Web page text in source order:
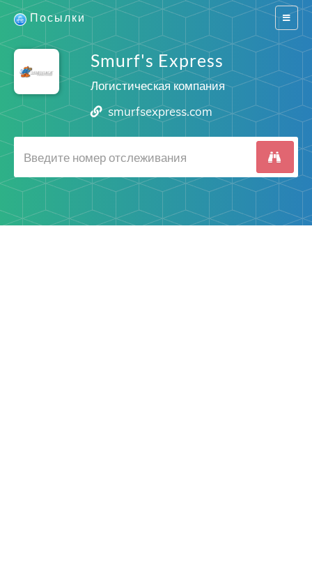
Switch
Посылки
Smurf's Express
Логистическая компания
smurfsexpress.com